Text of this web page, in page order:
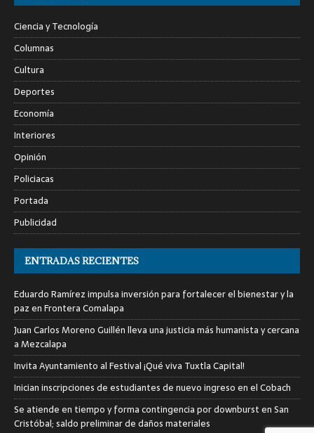
Ciencia y Tecnología
Columnas
Cultura
Deportes
Economía
Interiores
Opinión
Policiacas
Portada
Publicidad
ENTRADAS RECIENTES
Eduardo Ramírez impulsa inversión para fortalecer el bienestar y la
paz en Frontera Comalapa
Juan Carlos Moreno Guillén lleva una justicia más humanista y cercana
a Mezcalapa
Invita Ayuntamiento al Festival ¡Qué viva Tuxtla Capital!
Inician inscripciones de estudiantes de nuevo ingreso en el Cobach
Se atiende en tiempo y forma contingencia por downburst en San
Cristóbal; saldo preliminar de daños materiales